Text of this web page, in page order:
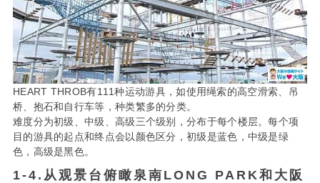
HEART THROB有111种运动游具，如使用绳索的高空滑索、吊
桥、抱石和自行车等，种类繁多的分类。
难度分为初级、中级、高级三个级别，分布于每个楼层。每个项
目的游具的起点和终点会以颜色区分，初级是蓝色，中级是绿
色，高级是黑色。
1-4.从观景台俯瞰泉南LONG PARK和大阪